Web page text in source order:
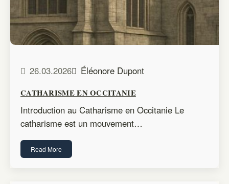
26.03.2026 Éléonore Dupont
CATHARISME EN OCCITANIE
Introduction au Catharisme en Occitanie Le
catharisme est un mouvement…
Read More